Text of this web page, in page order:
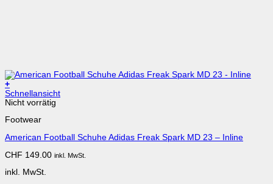
+
Dieses
Produkt
mehrere
auf.
Optionen
auf
Schnellansicht
Nicht vorrätig
Footwear
American Football Schuhe Adidas Freak Spark MD 23 – Inline
CHF 149.00 inkl. MwSt.
inkl. MwSt.